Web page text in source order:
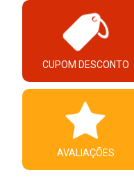
CUPOM DESCONTO
AVALIAÇÕES